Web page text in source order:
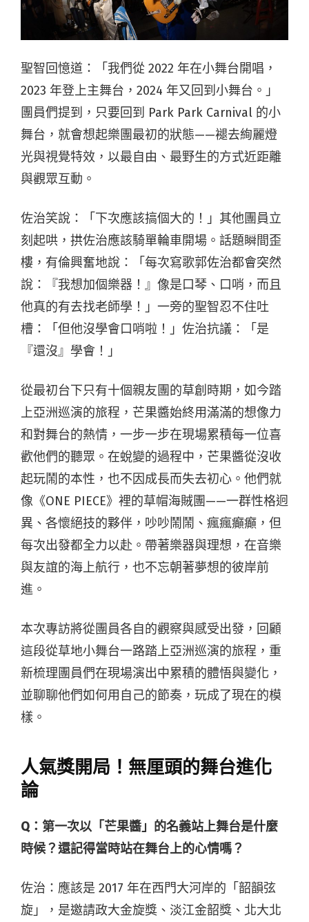
聖智回憶道：「我們從 2022 年在小舞台開唱，
2023 年登上主舞台，2024 年又回到小舞台。」
團員們提到， 只要回到 Park Park Carnival 的小
舞台 ，就會想起樂團最初的狀態——褪去絢麗燈
光與視覺特效，以最自由、最野生的方式近距離
與觀眾互動。
佐治笑說：「下次應該搞個大的！」其他團員立
刻起哄，拱佐治應該騎單輪車開場。話題瞬間歪
樓，有倫興奮地說：「每次寫歌郭佐治都會突然
說：『我想加個樂器！』像是口琴、口哨，而且
他真的有去找老師學！」一旁的聖智忍不住吐
槽：「但他沒學會口哨啦！」佐治抗議：「是
『還沒』學會！」
從最初台下只有十個親友團的草創時期，如今踏
上亞洲巡演的旅程，芒果醬始終用滿滿的想像力
和對舞台的熱情，一步一步在現場累積每一位喜
歡他們的聽眾。在蛻變的過程中，芒果醬從沒收
起玩鬧的本性，也不因成長而失去初心。他們就
像《ONE PIECE》裡的草帽海賊團——一群性格迥
異、各懷絕技的夥伴，吵吵鬧鬧、瘋瘋癲癲，但
每次出發都全力以赴。帶著樂器與理想，在音樂
與友誼的海上航行，也不忘朝著夢想的彼岸前
進。
本次專訪將從團員各自的觀察與感受出發，回顧
這段從草地小舞台一路踏上亞洲巡演的旅程，重
新梳理團員們在現場演出中累積的體悟與變化，
並聊聊他們如何用自己的節奏，玩成了現在的模
樣。
人氣獎開局！無厘頭的舞台進化
論
Q：第一次以「芒果醬」的名義站上舞台是什麼
時候？還記得當時站在舞台上的心情嗎？
佐治：應該是 2017 年在西門大河岸的「韶韻弦
旋」， 是邀請政大金旋獎、淡江金韶獎、北大北